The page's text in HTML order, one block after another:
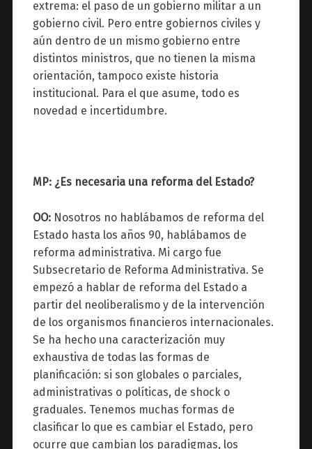
extrema: el paso de un gobierno militar a un
gobierno civil. Pero entre gobiernos civiles y
aún dentro de un mismo gobierno entre
distintos ministros, que no tienen la misma
orientación, tampoco existe historia
institucional. Para el que asume, todo es
novedad e incertidumbre.
MP: ¿Es necesaria una reforma del Estado?
OO:Nosotros no hablábamos de reforma del
Estado hasta los años 90, hablábamos de
reforma administrativa. Mi cargo fue
Subsecretario de Reforma Administrativa. Se
empezó a hablar de reforma del Estado a
partir del neoliberalismo y de la intervención
de los organismos financieros internacionales.
Se ha hecho una caracterización muy
exhaustiva de todas las formas de
planificación: si son globales o parciales,
administrativas o políticas, de shock o
graduales. Tenemos muchas formas de
clasificar lo que es cambiar el Estado, pero
ocurre que cambian los paradigmas, los